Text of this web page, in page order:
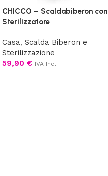
CHICCO – Scaldabiberon con
Sterilizzatore
Casa, Scalda Biberon e
Sterilizzazione
59,90 € IVA Incl.